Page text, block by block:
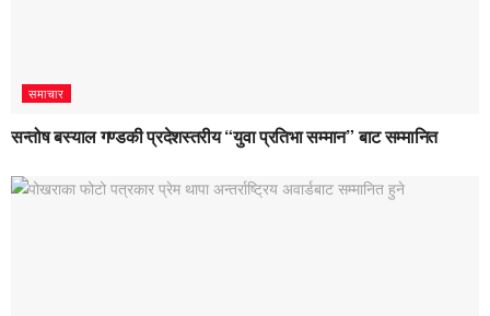
समाचार
सन्तोष बस्याल गण्डकी प्रदेशस्तरीय “युवा प्रतिभा सम्मान” बाट सम्मानित